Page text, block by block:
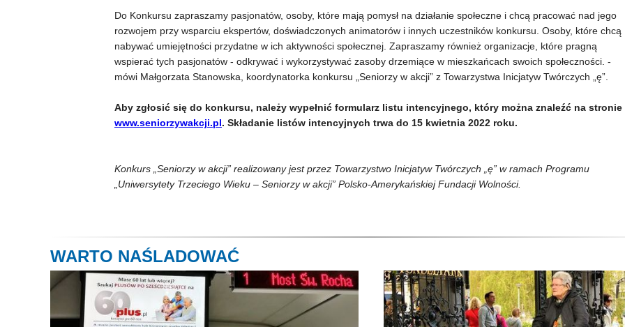
Do Konkursu zapraszamy pasjonatów, osoby, które mają pomysł na działanie społeczne i chcą pracować nad jego
rozwojem przy wsparciu ekspertów, doświadczonych animatorów i innych uczestników konkursu. Osoby, które chcą
nabywać umiejętności przydatne w ich aktywności społecznej. Zapraszamy również organizacje, które pragną
wspierać tych pasjonatów - odkrywać i wykorzystywać zasoby drzemiące w mieszkańcach swoich społeczności. -
mówi Małgorzata Stanowska, koordynatorka konkursu „Seniorzy w akcji” z Towarzystwa Inicjatyw Twórczych „ę”.
Aby zgłosić się do konkursu, należy wypełnić formularz listu intencyjnego, który można znaleźć na stronie
www.seniorzywakcji.pl. Składanie listów intencyjnych trwa do 15 kwietnia 2022 roku.
Konkurs „Seniorzy w akcji” realizowany jest przez Towarzystwo Inicjatyw Twórczych „ę” w ramach Programu
„Uniwersytety Trzeciego Wieku – Seniorzy w akcji” Polsko-Amerykańskiej Fundacji Wolności.
WARTO NAŚLADOWAĆ